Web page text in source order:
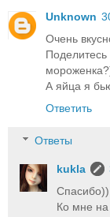
Unknown
Очень
А яйца я
Ответить
Ответы
kukla
Спасибо))
Ко мне